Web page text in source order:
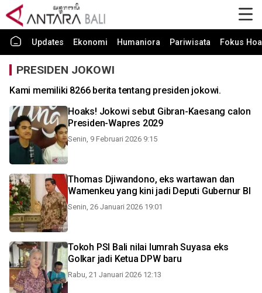
Updates Ekonomi Humaniora Pariwisata Fokus
PRESIDEN JOKOWI
Kami memiliki 8266 berita tentang presiden jokowi.
Hoaks! Jokowi sebut Gibran-Kaesang calon
Presiden-Wapres 2029
Senin, 9 Februari 2026 9:15
Thomas Djiwandono, eks wartawan dan
Wamenkeu yang kini jadi Deputi Gubernur BI
Senin, 26 Januari 2026 19:01
Tokoh PSI Bali nilai lumrah Suyasa eks
Golkar jadi Ketua DPW baru
Rabu, 21 Januari 2026 12:13